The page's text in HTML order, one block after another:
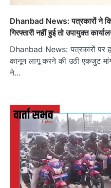
Dhanbad News: पत्रकारों ने
गिरफ्तारी नहीं हुई तो उपायुक्त
Dhanbad News: पत्रकारों पर
कानून लागू करने की उठी एकजुट
ने…